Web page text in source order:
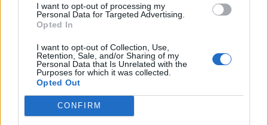
I want to opt-out of processing my
Personal Data for Targeted Advertising.
Opted In
I want to opt-out of Collection, Use,
Retention, Sale, and/or Sharing of my
Personal Data that Is Unrelated with the
Purposes for which it was collected.
Opted Out
CONFIRM